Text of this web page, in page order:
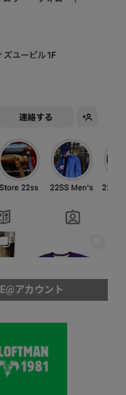
アカウント